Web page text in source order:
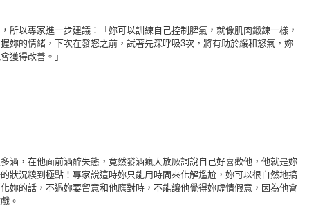
所以專家進一步建議：「妳可以訓練自己控制脾氣，就像肌肉鍛鍊一樣，
妳的情緒，下次在發怒之前，試著先深呼吸3次，將有助於緩和怒氣，妳
獲得改善。」
酒，在他面前酒醉失態，竟然發酒瘋大放厥詞說自己好喜歡他，他就是妳
狀況糗到極點！專家說這時妳只能用時間來化解尷尬，妳可以很自然地搞
妳的話，不過妳要留意和他應對時，不能讓他覺得妳虛情假意，因為他會
。